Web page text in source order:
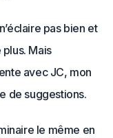
pas bien et
Mais
avec JC, mon
de suggestions.
le même en